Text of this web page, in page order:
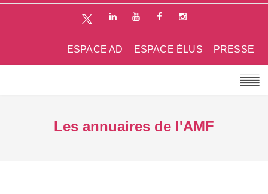
PRESSE
ESPACE ÉLUS
ESPACE AD
Les annuaires de l'AMF